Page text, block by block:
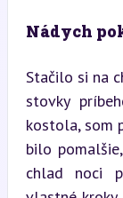
Nádych
Stačilo si na
stovky
kostola, som
bilo
chlad noci